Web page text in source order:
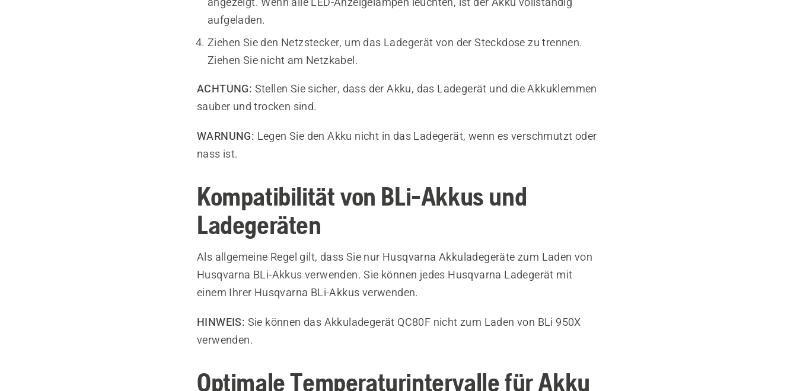
aufgeladen.
Ziehen Sie den Netzstecker, um das Ladegerät von der Steckdose zu trennen.
Ziehen Sie nicht am Netzkabel.
ACHTUNG: Stellen Sie sicher, dass der Akku, das Ladegerät und die Akkuklemmen
sauber und trocken sind.
WARNUNG: Legen Sie den Akku nicht in das Ladegerät, wenn es verschmutzt oder
nass ist.
Kompatibilität von BLi-Akkus und
Ladegeräten
Als allgemeine Regel gilt, dass Sie nur Husqvarna Akkuladegeräte zum Laden von
Husqvarna BLi-Akkus verwenden. Sie können jedes Husqvarna Ladegerät mit
einem Ihrer Husqvarna BLi-Akkus verwenden.
HINWEIS: Sie können das Akkuladegerät QC80F nicht zum Laden von BLi 950X
verwenden.
Optimale Temperaturintervalle für Akku